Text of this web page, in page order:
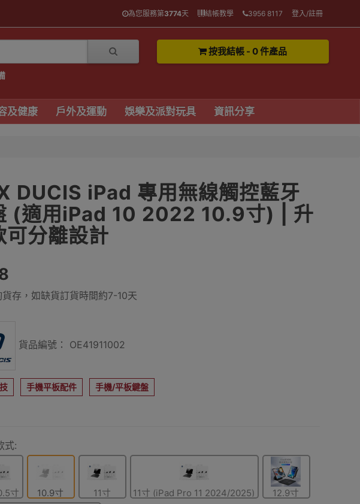
為您服務第3774天 結帳教學 3956 8117 登入/註冊
按我結帳 - 0 件產品
及健康 戶外及運動 娛樂及派對玩具 資訊分享
DUCIS iPad 專用無線觸控藍牙
(適用iPad 10 2022 10.9寸) | 升
可分離設計
存，如缺貨訂貨時間約7-10天
貨品編號： OE41911002
手機平板配件 手機/平板鍵盤
式:
寸 10.9寸 11寸 11寸 (iPad Pro 11 2024/2025) 12.9寸